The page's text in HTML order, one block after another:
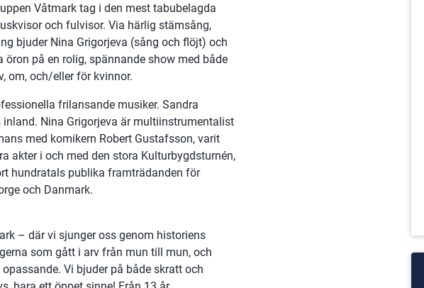
Våtmark tag i den mest tabubelagda
och fulvisor. Via härlig stämsång,
bjuder Nina Grigorjeva (sång och flöjt) och
på en rolig, spännande show med både
om, och/eller för kvinnor.
frilansande musiker. Sandra
Nina Grigorjeva är multiinstrumentalist
med komikern Robert Gustafsson, varit
akter i och med den stora Kulturbygdsturnén,
hundratals publika framträdanden för
och Danmark.
– där vi sjunger oss genom historiens
som gått i arv från mun till mun, och
Vi bjuder på både skratt och